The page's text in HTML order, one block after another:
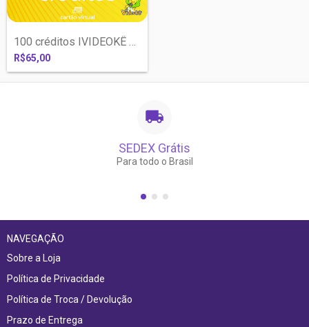
100 créditos IVIDEOKÊ com liberação IMED...
R$65,00
SEDEX Grátis
Para todo o Brasil
NAVEGAÇÃO
Sobre a Loja
Política de Privacidade
Política de Troca / Devolução
Prazo de Entrega